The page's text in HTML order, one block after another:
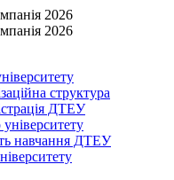
2026
2026
структура
ДТЕУ
навчання ДТЕУ